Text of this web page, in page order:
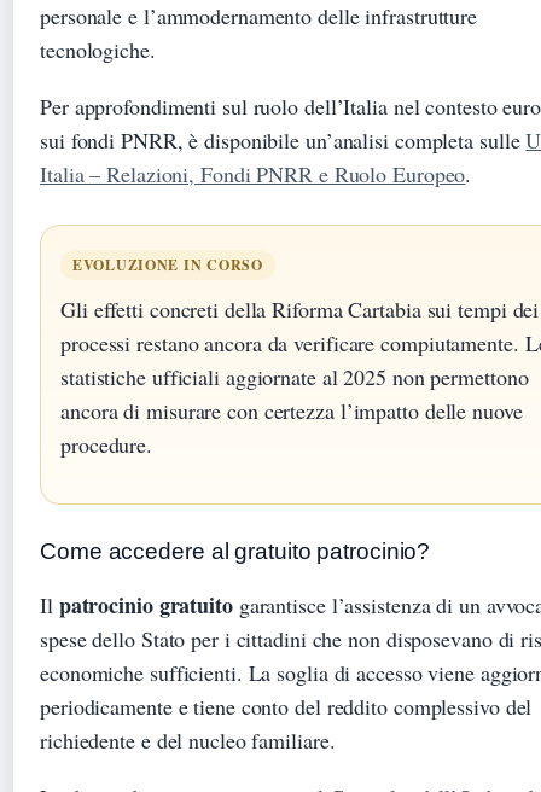
personale e l’ammodernamento delle infrastrutture
tecnologiche.
Per approfondimenti sul ruolo dell’Italia nel contesto
sui fondi PNRR, è disponibile un’analisi completa sulle
Italia – Relazioni, Fondi PNRR e Ruolo Europeo.
EVOLUZIONE IN CORSO
Gli effetti concreti della Riforma Cartabia sui tempi dei
processi restano ancora da verificare compiutamente.
statistiche ufficiali aggiornate al 2025 non permettono
ancora di misurare con certezza l’impatto delle nuove
procedure.
Come accedere al gratuito patrocinio?
Il patrocinio gratuitogarantisce l’assistenza di un
spese dello Stato per i cittadini che non disposevano di
economiche sufficienti. La soglia di accesso viene
periodicamente e tiene conto del reddito complessivo del
richiedente e del nucleo familiare.